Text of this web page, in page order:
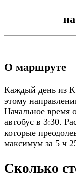
О маршруте
Каждый день из
этому
Начальное время
автобус в 3:30.
которые
максимум за 5 ч
Сколько